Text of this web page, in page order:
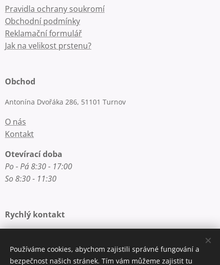
Pravidla ochrany soukromí
Obchodní podmínky
Reklamační formulář
Jak na velikost prstenu?
Obchod
Antonína Dvořáka 286, 51101 Turnov
O nás
Kontakt
Otevírací doba
Po - Pá 8:30 - 17:00
So 8:30 - 11:30
Rychlý kontakt
Telefon: +420 777 200 250
Používáme cookies, abychom zajistili správné fungování a
bezpečnost našich stránek. Tím vám můžeme zajistit tu